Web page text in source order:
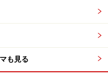
断キットもあり、感染診
度の高い検査です。
も見る